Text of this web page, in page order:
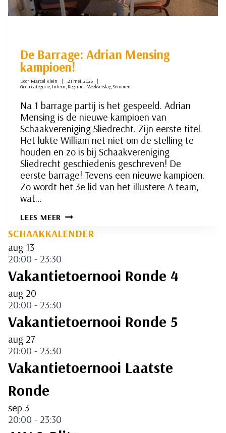
De Barrage: Adrian Mensing
kampioen!
Door Marcel Klein
21 mei, 2026
Geen categorie, Intern, Regulier,Weekverslag Senioren
Na 1 barrage partij is het gespeeld. Adrian
Mensing is de nieuwe kampioen van
Schaakvereniging Sliedrecht. Zijn eerste titel.
Het lukte William net niet om de stelling te
houden en zo is bij Schaakvereniging
Sliedrecht geschiedenis geschreven! De
eerste barrage! Tevens een nieuwe kampioen.
Zo wordt het 3e lid van het illustere A team,
wat…
LEES MEER DE
ADRIAN
SCHAAKKALENDER
aug 13
20:00 - 23:30
Vakantietoernooi Ronde 4
aug 20
20:00 - 23:30
Vakantietoernooi Ronde 5
aug 27
20:00 - 23:30
Vakantietoernooi Laatste
Ronde
sep 3
20:00 - 23:30